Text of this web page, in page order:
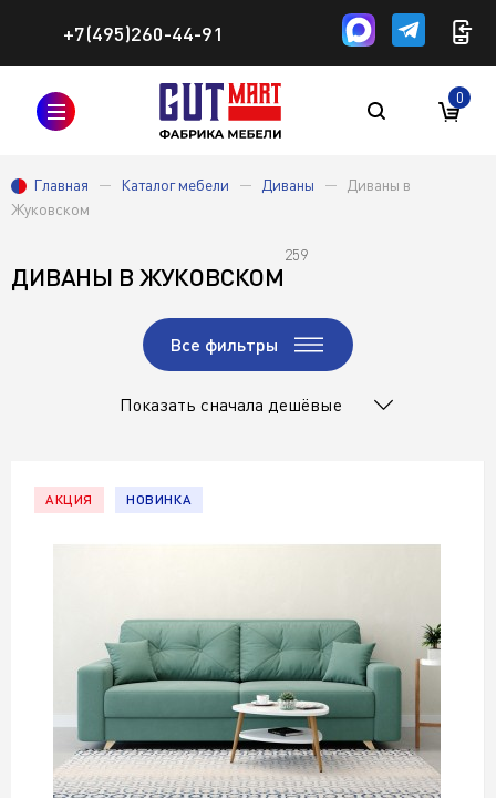
+7(495)260-44-91
0
Главная Каталог мебели Диваны
Диваны в
Жуковском
ДИВАНЫ В ЖУКОВСКОМ
259
Все фильтры
Показать сначала дешёвые
АКЦИЯ НОВИНКА